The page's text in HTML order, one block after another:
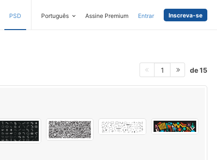
PSD Português Assine Premium Entrar Inscreva-se
1 de 15